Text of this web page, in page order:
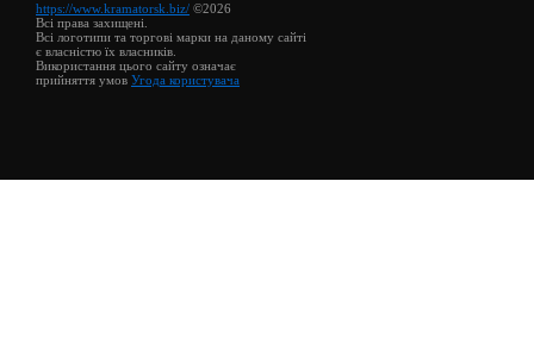
https://www.kramatorsk.biz/ ©2026
Всі права захищені.
Всі логотипи та торгові марки на даному сайті
є власністю їх власників.
Використання цього сайту означає
прийняття умов Угода користувача